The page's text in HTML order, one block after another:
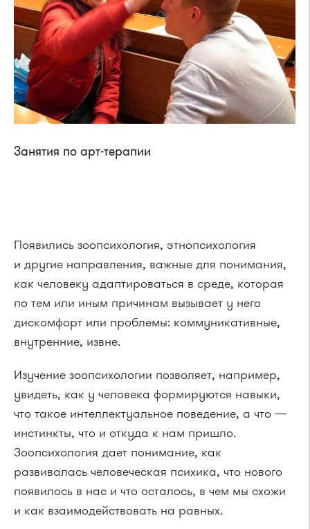
Занятия по арт-терапии
Появились зоопсихология, этнопсихология
и другие направления, важные для понимания,
как человеку адаптироваться в среде, которая
по тем или иным причинам вызывает у него
дискомфорт или проблемы: коммуникативные,
внутренние, извне.
Изучение зоопсихологии позволяет, например,
увидеть, как у человека формируются навыки,
что такое интеллектуальное поведение, а что —
инстинкты, что и откуда к нам пришло.
Зоопсихология дает понимание, как
развивалась человеческая психика, что нового
появилось в нас и что осталось, в чем мы схожи
и как взаимодействовать на равных.